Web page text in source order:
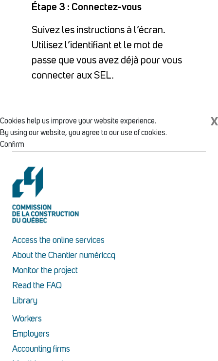
Étape 3 : Connectez-vous
Suivez les instructions à l’écran.
Utilisez l’identifiant et le mot de
passe que vous avez déjà pour vous
connecter aux SEL.
X
Cookies help us improve your website experience.
By using our website, you agree to our use of cookies.
Confirm
Access the online services
About the Chantier numériccq
Monitor the project
Read the FAQ
Library
Workers
Employers
Accounting firms